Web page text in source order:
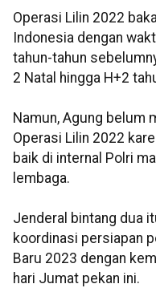
Operasi Lilin 2022
Indonesia dengan
tahun-tahun
2 Natal hingga H+2
Namun, Agung belum
Operasi Lilin 2022
baik di internal Polri
lembaga.
Jenderal bintang dua
koordinasi persiapan
Baru 2023 dengan
hari Jumat pekan ini.